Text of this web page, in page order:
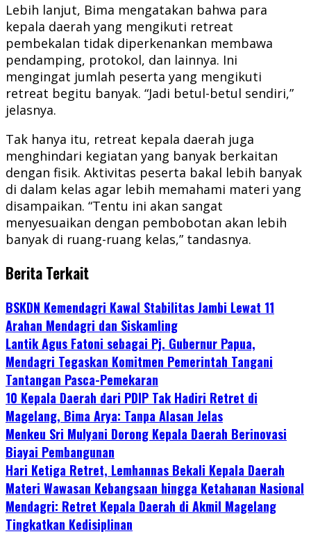
Lebih lanjut, Bima mengatakan bahwa para
kepala daerah yang mengikuti retreat
pembekalan tidak diperkenankan membawa
pendamping, protokol, dan lainnya. Ini
mengingat jumlah peserta yang mengikuti
retreat begitu banyak. “Jadi betul-betul sendiri,”
jelasnya.
Tak hanya itu, retreat kepala daerah juga
menghindari kegiatan yang banyak berkaitan
dengan fisik. Aktivitas peserta bakal lebih banyak
di dalam kelas agar lebih memahami materi yang
disampaikan. “Tentu ini akan sangat
menyesuaikan dengan pembobotan akan lebih
banyak di ruang-ruang kelas,” tandasnya.
Berita Terkait
BSKDN Kemendagri Kawal Stabilitas Jambi Lewat 11
Arahan Mendagri dan Siskamling
Lantik Agus Fatoni sebagai Pj. Gubernur Papua,
Mendagri Tegaskan Komitmen Pemerintah Tangani
Tantangan Pasca-Pemekaran
10 Kepala Daerah dari PDIP Tak Hadiri Retret di
Magelang, Bima Arya: Tanpa Alasan Jelas
Menkeu Sri Mulyani Dorong Kepala Daerah Berinovasi
Biayai Pembangunan
Hari Ketiga Retret, Lemhannas Bekali Kepala Daerah
Materi Wawasan Kebangsaan hingga Ketahanan Nasional
Mendagri: Retret Kepala Daerah di Akmil Magelang
Tingkatkan Kedisiplinan